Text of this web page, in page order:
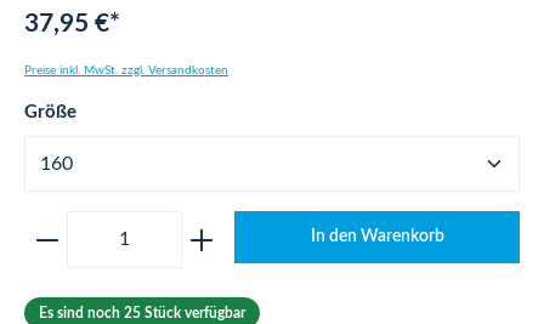
37,95 €*
Preise inkl. MwSt. zzgl. Versandkosten
Größeauswählen
Produkt Anzahl: Gib den gewünschten
In den Warenkorb
Es sind noch 25 Stück verfügbar